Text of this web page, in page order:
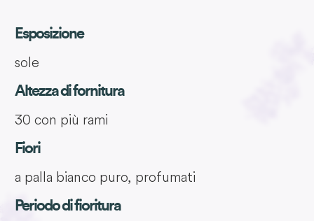
Esposizione
sole
Altezza di fornitura
30 con più rami
Fiori
a palla bianco puro, profumati
Periodo di fioritura